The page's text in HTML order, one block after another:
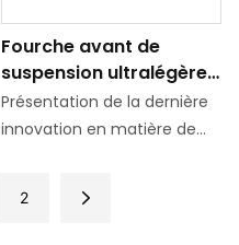
un acheminement interne
des câbles pour un look
élégant et aérodynamique
sur votre vélo
Fourche avant de
suspension ultralégère
de vélo de ville de route
de frein à disque 700c
Présentation de la dernière
innovation en matière de
cadre en carbone à fourche
2